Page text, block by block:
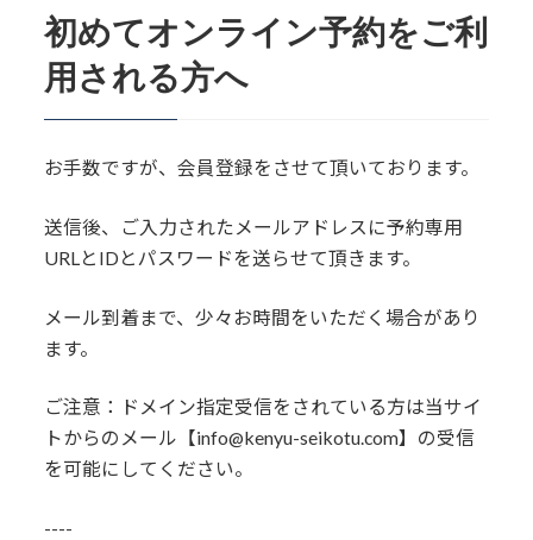
初めてオンライン予約をご利
用される方へ
お手数ですが、会員登録をさせて頂いております。
送信後、ご入力されたメールアドレスに予約専用
URLとIDとパスワードを送らせて頂きます。
メール到着まで、少々お時間をいただく場合があり
ます。
ご注意：ドメイン指定受信をされている方は当サイ
トからのメール【info@kenyu-seikotu.com】の受信
を可能にしてください。
----